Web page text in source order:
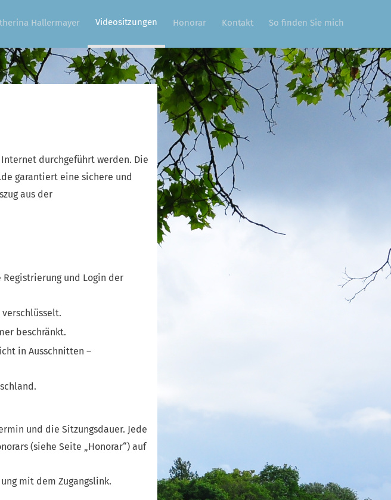
Hallermayer Videositzungen Honorar Kontakt So finden Sie mich
durchgeführt werden. Die
garantiert eine sichere und
aus der
und Login der
beschränkt.
in Ausschnitten –
und die Sitzungsdauer. Jede
(siehe Seite „Honorar“) auf
mit dem Zugangslink.